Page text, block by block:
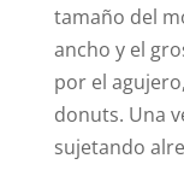
tamaño del
ancho y el
por el
donuts. Una
sujetando